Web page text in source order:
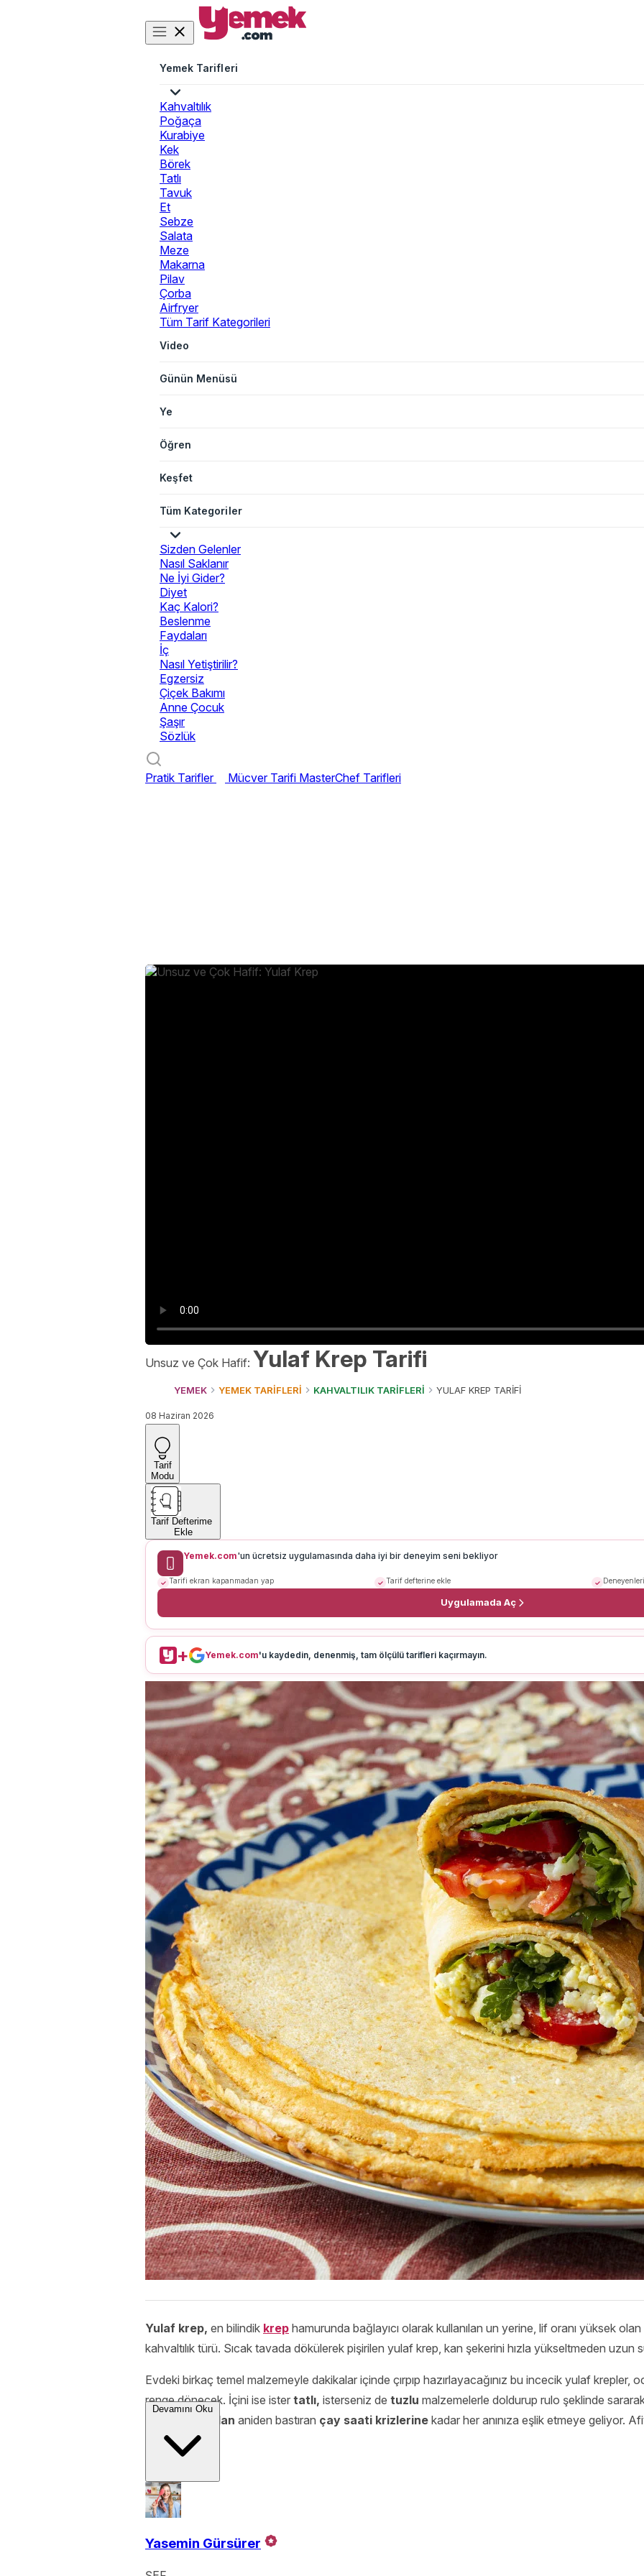
Yemek Tarifleri
Kahvaltılık
Poğaça
Kurabiye
Kek
Börek
Tatlı
Tavuk
Et
Sebze
Salata
Meze
Makarna
Pilav
Çorba
Airfryer
Tüm Tarif Kategorileri
Video
Günün Menüsü
Ye
Öğren
Keşfet
Tüm Kategoriler
Sizden Gelenler
Nasıl Saklanır
Ne İyi Gider?
Diyet
Kaç Kalori?
Beslenme
Faydaları
İç
Nasıl Yetiştirilir?
Egzersiz
Çiçek Bakımı
Anne Çocuk
Şaşır
Sözlük
Pratik Tarifler Mücver Tarifi MasterChef Tarifleri
Unsuz ve Çok Hafif: Yulaf Krep Tarifi
YEMEK YEMEK TARİFLERİ KAHVALTILIK TARİFLERİ YULAF KREP TARİFİ
08 Haziran 2026
Tarif
Modu
Tarif Defterime
Ekle
Yemek.com'un ücretsiz uygulamasında daha iyi bir deneyim seni bekliyor
Tarifi ekran kapanmadan yap Tarif defterine ekle
Uygulamada Aç
+ Yemek.com'u kaydedin, denenmiş, tam ölçülü tarifleri kaçırmayın.
Yulaf krep, en bilindik krep hamurunda bağlayıcı olarak kullanılan un yerine, lif oranı yüksek olan
kahvaltılık türü. Sıcak tavada dökülerek pişirilen yulaf krep, kan şekerini hızla yükseltmeden uzun
Evdeki birkaç temel malzemeyle dakikalar içinde çırpıp hazırlayacağınız bu incecik yulaf krepler,
renge dönecek. İçini ise ister tatlı, isterseniz de tuzlu malzemelerle doldurup rulo şeklinde
larından aniden bastıran çay saati krizlerine kadar her anınıza eşlik etmeye geliyor.
Devamını Oku
Yasemin Gürsürer